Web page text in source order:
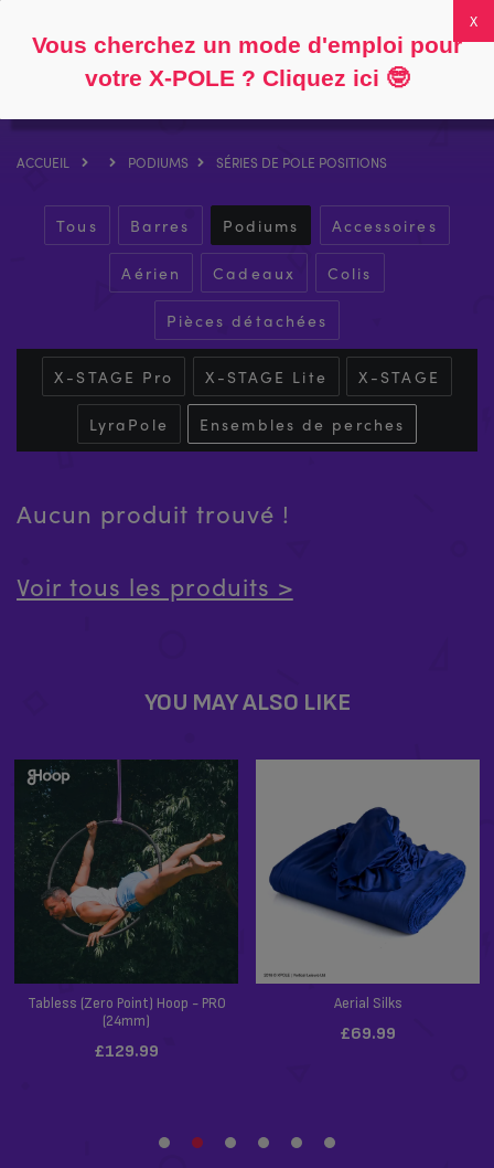
0
ACCUEIL PODIUMS SÉRIES DE POLE POSITIONS
Tous Barres Podiums Accessoires
Aérien Cadeaux Colis
Pièces détachées
X-STAGE Pro X-STAGE Lite X-STAGE
LyraPole Ensembles de perches
Aucun produit trouvé !
Voir tous les produits >
Vous cherchez un mode d'emploi pour
votre X-POLE ? Cliquez ici 🤓